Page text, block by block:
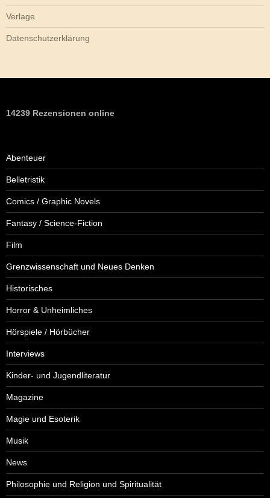
Verlage
Datenschutzerklärung
14239 Rezensionen online
Abenteuer
Belletristik
Comics / Graphic Novels
Fantasy / Science-Fiction
Film
Grenzwissenschaft und Neues Denken
Historisches
Horror & Unheimliches
Hörspiele / Hörbücher
Interviews
Kinder- und Jugendliteratur
Magazine
Magie und Esoterik
Musik
News
Philosophie und Religion und Spiritualität